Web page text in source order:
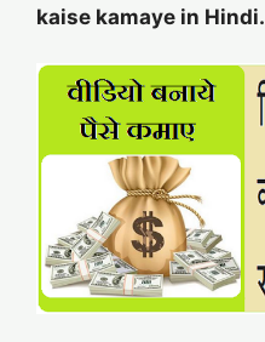
kaise kamaye in Hindi.